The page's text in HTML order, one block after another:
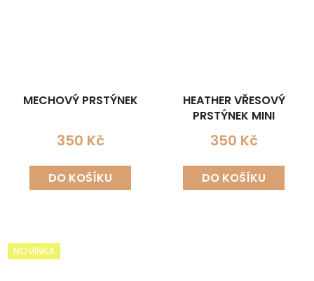
MECHOVÝ PRSTÝNEK
350 Kč
DO KOŠÍKU
HEATHER VŘESOVÝ
PRSTÝNEK MINI
350 Kč
DO KOŠÍKU
NOVINKA